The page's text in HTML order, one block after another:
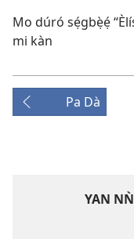
Mo dúró sẹ́gbẹ̀ẹ́
mi kàn
Pa Dà
YAN